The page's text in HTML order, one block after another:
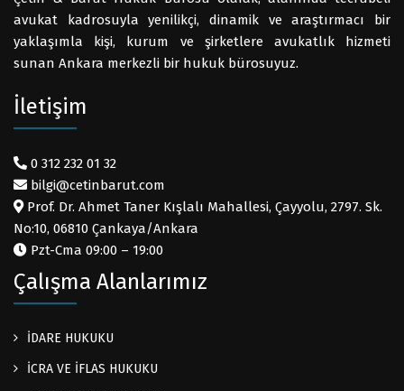
avukat kadrosuyla yenilikçi, dinamik ve araştırmacı bir
yaklaşımla kişi, kurum ve şirketlere avukatlık hizmeti
sunan Ankara merkezli bir hukuk bürosuyuz.
İletişim
0 312 232 01 32
bilgi@cetinbarut.com
Prof. Dr. Ahmet Taner Kışlalı Mahallesi, Çayyolu, 2797. Sk.
No:10, 06810 Çankaya/Ankara
Pzt-Cma 09:00 – 19:00
Çalışma Alanlarımız
İDARE HUKUKU
İCRA VE İFLAS HUKUKU